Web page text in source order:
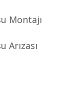
Montajı
Arızası